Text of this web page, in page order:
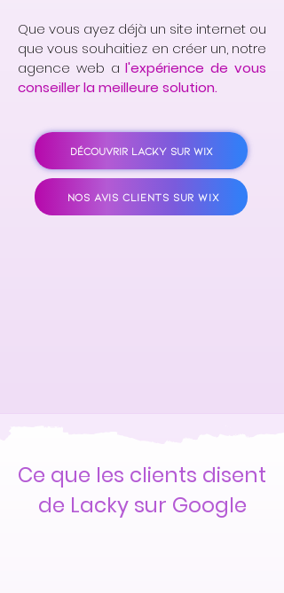
Que vous ayez déjà un site internet ou
que vous souhaitiez en créer un, notre
agence web al'expérience de vous
conseiller la meilleure solution.
DÉCOUVRIR LACKY SUR WIX
NOS AVIS CLIENTS SUR WIX
Ce que les clients disent
de Lacky sur Google